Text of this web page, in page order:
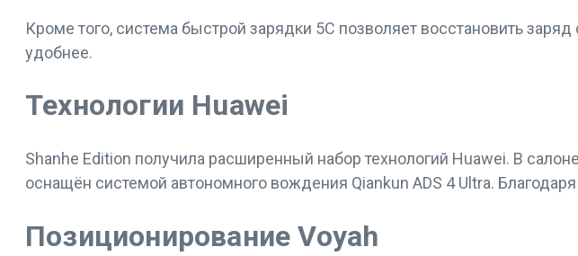
Кроме того, система быстрой зарядки 5С позволяет восстановить
удобнее.
Технологии Huawei
Shanhe Edition получила расширенный набор технологий Huawei. В
оснащён системой автономного вождения Qiankun ADS 4 Ultra.
Позиционирование Voyah